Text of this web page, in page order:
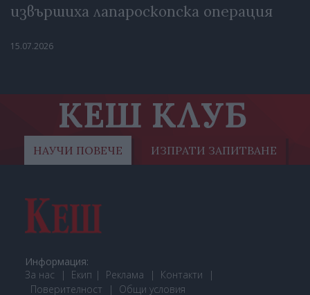
извършиха лапароскопска операция
15.07.2026
КЕШ КЛУБ
НАУЧИ ПОВЕЧЕ ИЗПРАТИ ЗАПИТВАНЕ
Информация:
За нас
Екип Реклама
Контакти
Поверителност
Общи условия